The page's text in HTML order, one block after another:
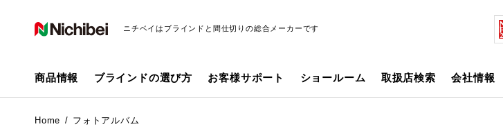
ニチベイはブラインドと間仕切りの総合メーカーです
商品情報 ブラインドの選び方 お客様サポート ショールーム 取扱店検索 会社情報
Home フォトアルバム